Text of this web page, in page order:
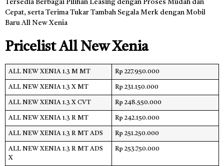
Tersedia Berbagai Pilihan Leasing dengan Proses Mudah dan
Cepat, serta Terima Tukar Tambah Segala Merk dengan Mobil
Baru All New Xenia
Pricelist All New Xenia
ALL NEW XENIA 1.3 M MT Rp 227.950.000
ALL NEW XENIA 1.3 X MT Rp 231.150.000
ALL NEW XENIA 1.3 X CVT Rp 248.550.000
ALL NEW XENIA 1.3 R MT Rp 242.150.000
ALL NEW XENIA 1.3 R MT ADS Rp 251.250.000
ALL NEW XENIA 1.3 R MT ADS
X
Rp 253.750.000